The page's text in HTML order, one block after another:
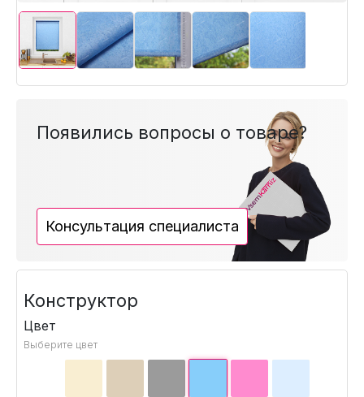
Появились вопросы о товаре?
Консультация специалиста
Конструктор
Цвет
Выберите цвет